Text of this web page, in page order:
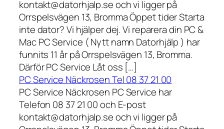
kontakt@datorhjalp.se och vi ligger på
Orrspelsvägen 13, Bromma Öppet tider Starta
inte dator? Vi hjälper dej. Vi reparera din PC &
Mac PC Service ( Nytt namn Datorhjälp ) har
funnits 11 år på Orrspelsvägen 13, Bromma.
Därför PC Service Låt oss […]
PC Service Näckrosen Tel 08 37 21 00
PC Service Näckrosen PC Service har
Telefon 08 37 21 00 och E-post
kontakt@datorhjalp.se och vi ligger på